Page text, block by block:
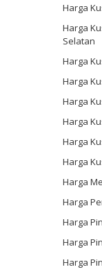
Harga
Harga
Selatan
Harga
Harga
Harga
Harga
Harga
Harga
Harga
Harga
Harga
Harga
Harga